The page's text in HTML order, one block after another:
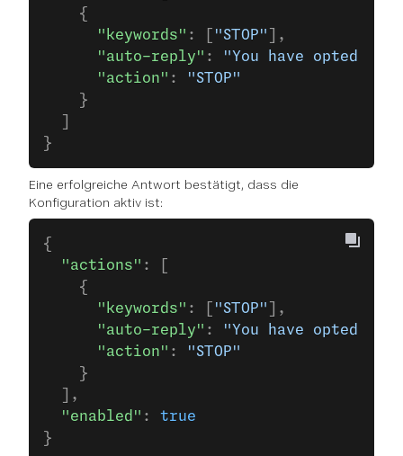
    {
      "keywords"
: [ "STOP"
],
      "auto-reply"
:
"You have opted
      "action"
:
"STOP"
    }
}
Eine erfolgreiche Antwort bestätigt, dass die
Konfiguration aktiv ist:
{
  "actions"
: [
    {
      "keywords"
: [ "STOP"
],
      "auto-reply"
:
"You have opted
      "action"
:
"STOP"
    }
  ],
  "enabled"
: true
}